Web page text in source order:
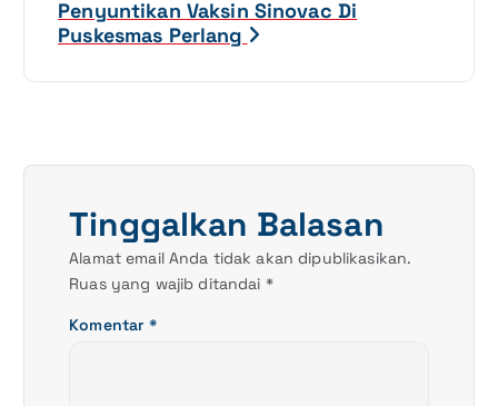
i
Penyuntikan Vaksin Sinovac Di
Puskesmas Perlang
Tinggalkan Balasan
Alamat email Anda tidak akan dipublikasikan.
Ruas yang wajib ditandai *
Komentar*